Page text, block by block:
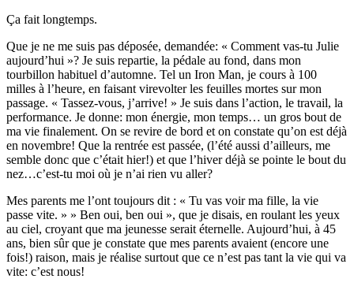
Ça fait longtemps.
Que je ne me suis pas déposée, demandée: « Comment vas-tu Julie
aujourd’hui »? Je suis repartie, la pédale au fond, dans mon
tourbillon habituel d’automne. Tel un Iron Man, je cours à 100
milles à l’heure, en faisant virevolter les feuilles mortes sur mon
passage. « Tassez-vous, j’arrive! » Je suis dans l’action, le travail, la
performance. Je donne: mon énergie, mon temps… un gros bout de
ma vie finalement. On se revire de bord et on constate qu’on est déjà
en novembre! Que la rentrée est passée, (l’été aussi d’ailleurs, me
semble donc que c’était hier!) et que l’hiver déjà se pointe le bout du
nez…c’est-tu moi où je n’ai rien vu aller?
Mes parents me l’ont toujours dit : « Tu vas voir ma fille, la vie
passe vite. » » Ben oui, ben oui », que je disais, en roulant les yeux
au ciel, croyant que ma jeunesse serait éternelle. Aujourd’hui, à 45
ans, bien sûr que je constate que mes parents avaient (encore une
fois!) raison, mais je réalise surtout que ce n’est pas tant la vie qui va
vite: c’est nous!